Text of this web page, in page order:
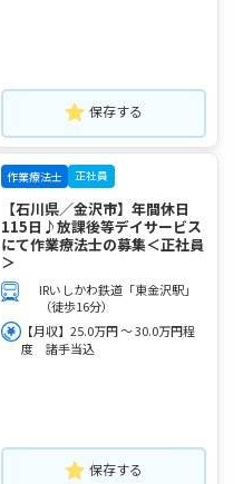
保存する
作業療法士 正社員
【石川県／金沢市】年間休日
115日♪放課後等デイサービス
にて作業療法士の募集＜正社員
＞
IRいしかわ鉄道「東金沢駅」
（徒歩16分）
【月収】25.0万円 ～ 30.0万円程
度 諸手当込
保存する